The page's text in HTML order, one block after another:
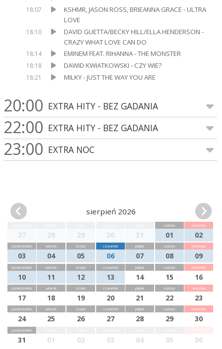
18:07
KSHMR, JASON ROSS, BRIEANNA GRACE - ULTRA
LOVE
18:10
DAVID GUETTA/BECKY HILL/ELLA HENDERSON -
CRAZY WHAT LOVE CAN DO
18:14 EMINEM FEAT. RIHANNA - THE MONSTER
18:18 DAWID KWIATKOWSKI - CZY WIE?
18:21 MILKY - JUST THE WAY YOU ARE
20:00 EXTRA HITY - BEZ GADANIA
22:00 EXTRA HITY - BEZ GADANIA
23:00 EXTRA NOC
sierpień 2026
27 28 29 30 31
sobota
01
niedziela
02
poniedziałek
03
wtorek
04
środa
05
czwartek
06
piątek
07
sobota
08
niedziela
09
poniedziałek
10
wtorek
11
środa
12
czwartek
13
piątek
14
sobota
15
niedziela
16
poniedziałek
17
wtorek
18
środa
19
czwartek
20
piątek
21
sobota
22
niedziela
23
poniedziałek
24
wtorek
25
środa
26
czwartek
27
piątek
28
sobota
29
niedziela
30
poniedziałek
31 01 02 03 04 05 06